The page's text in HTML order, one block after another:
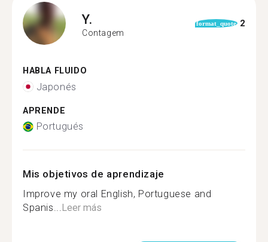
Y.
Contagem
format_quote 2
HABLA FLUIDO
Japonés
APRENDE
Portugués
Mis objetivos de aprendizaje
Improve my oral English, Portuguese and
Spanis...Leer más